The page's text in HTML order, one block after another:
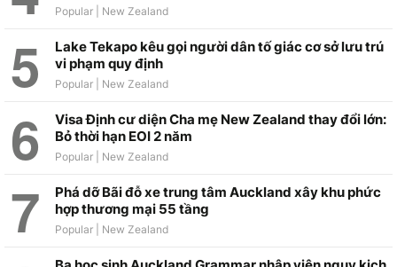
Lake Tekapo kêu gọi người dân tố giác cơ sở lưu trú
vi phạm quy định
Visa Định cư diện Cha mẹ New Zealand thay đổi lớn:
Bỏ thời hạn EOI 2 năm
Phá dỡ Bãi đỗ xe trung tâm Auckland xây khu phức
hợp thương mại 55 tầng